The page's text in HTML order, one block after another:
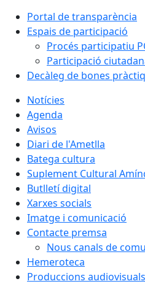
Portal de transparència
Espais de participació
Procés participatiu
Participació
Decàleg de bones
Notícies
Agenda
Avisos
Diari de l'Ametlla
Batega cultura
Suplement Cultural
Butlletí digital
Xarxes socials
Imatge i comunicació
Contacte premsa
Nous canals de
Hemeroteca
Produccions audiovisuals